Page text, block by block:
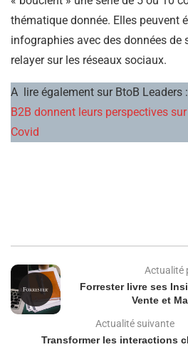
thématique donnée. Elles peuvent
infographies avec des données de
relayer sur les réseaux sociaux.
A lire également sur BtoB Leaders :
B2B donnent leurs perspectives
Covid
Actualité
Forrester livre ses
Vente et
Actualité suivante
Transformer les interactions